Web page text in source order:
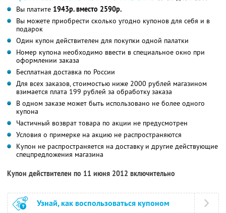
Вы платите 1943р. вместо 2590р.
Вы можете приобрести сколько угодно купонов для себя и в
подарок
Один купон действителен для покупки одной палатки
Номер купона необходимо ввести в специальное окно при
оформлении заказа
Бесплатная доставка по России
Для всех заказов, стоимостью ниже 2000 рублей магазином
взимается плата 199 рублей за обработку заказа
В одном заказе может быть использовано не более одного
купона
Частичный возврат товара по акции не предусмотрен
Условия о примерке на акцию не распространяются
Купон не распространяется на доставку и другие действующие
спецпредложения магазина
Купон действителен по 11 июня 2012 включительно
Узнай, как воспользоваться купоном